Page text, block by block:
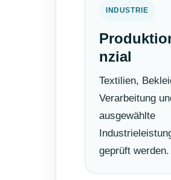
INDUSTRIE
nzial
Textilien,
Verarbeitung
ausgewählte
geprüft werden.